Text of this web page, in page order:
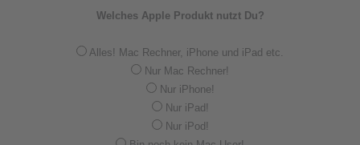
Welches Apple Produkt nutzt Du?
Alles! Mac Rechner, iPhone und iPad etc.
Nur Mac Rechner!
Nur iPhone!
Nur iPad!
Nur iPod!